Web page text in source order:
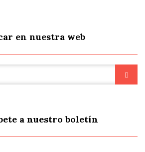
en nuestra web
a nuestro boletín